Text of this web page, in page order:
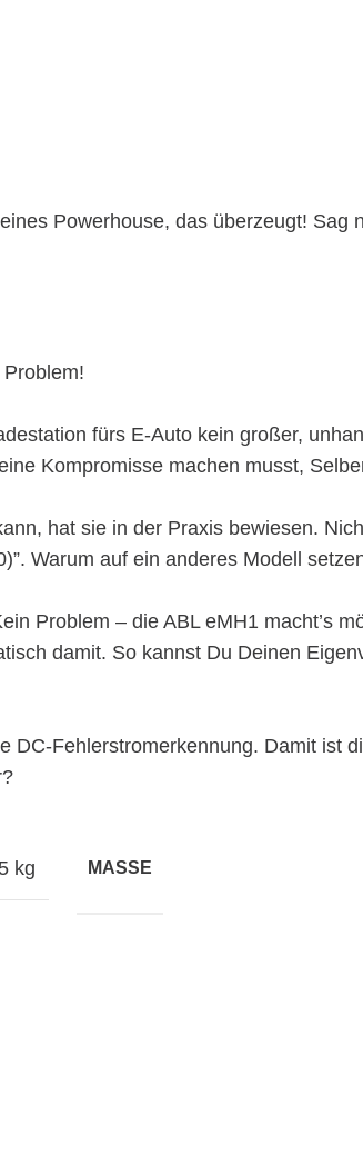
Powerhouse, das überzeugt! Sag
fürs E-Auto kein großer,
Kompromisse machen musst,
hat sie in der Praxis bewiesen.
Warum auf ein anderes Modell
Problem – die ABL eMH1 macht’s
damit. So kannst Du Deinen
Fehlerstromerkennung. Damit ist
kg MASSE